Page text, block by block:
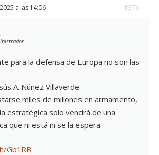
a las 14:06 #376
para la defensa de Europa no son las
A. Núñez Villaverde
miles de millones en armamento,
estratégica solo vendrá de una
que ni está ni se la espera
Gb1RB